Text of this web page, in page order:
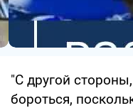
"С другой
бороться,